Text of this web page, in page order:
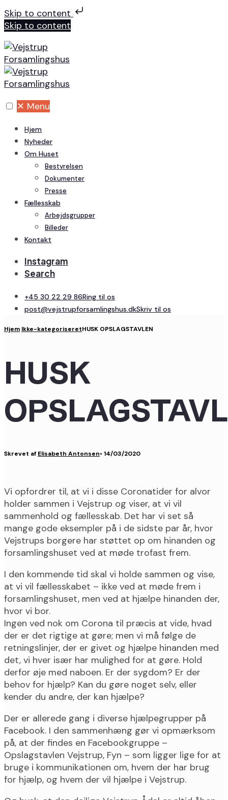
Skip to content
Skip to content
✕ Menu
Hjem
Nyheder
Om Huset
Bestyrelsen
Dokumenter
Presse
Fællesskab
Arbejdsgrupper
Billeder
Kontakt
Instagram
Search
+45 30 22 29 86Ring til os
post@vejstrupforsamlingshus.dkSkriv til os
Hjem Ikke-kategoriseretHUSK OPSLAGSTAVLEN
HUSK
Skrevet af Elisabeth Antonsen• 14/03/2020
Vi opfordrer til, at vi i disse Coronatider for alvor
holder sammen i Vejstrup og viser, at vi vil
sammenhold og fællesskab. Det har vi set så
mange gode eksempler på i de sidste par år, hvor
Vejstrups borgere har støttet op om hinanden og
forsamlingshuset ved at møde trofast frem.
I den kommende tid skal vi holde sammen og vise,
at vi vil fællesskabet – ikke ved at møde frem i
forsamlingshuset, men ved at hjælpe hinanden der,
hvor vi bor.
Ingen ved nok om Corona til præcis at vide, hvad
der er det rigtige at gøre; men vi må følge de
retningslinjer, der er givet og hjælpe hinanden med
det, vi hver især har mulighed for at gøre. Hold
derfor øje med naboen. Er der sygdom? Er der
behov for hjælp? Kan du gøre noget selv, eller
kender du andre, der kan hjælpe?
Der er allerede gang i diverse hjælpegrupper på
Facebook. I den sammenhæng gør vi opmærksom
på, at der findes en Facebookgruppe –
Opslagstavlen Vejstrup, Fyn – som ligger lige for at
bruge i kommunikationen om, hvem der har brug
for hjælp, og hvem der vil hjælpe i Vejstrup.